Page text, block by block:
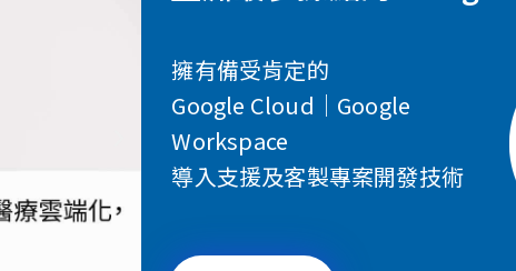
擁有備受肯定的
Google Cloud｜Google
Workspace
導入支援及客製專案開發技術